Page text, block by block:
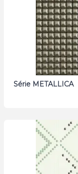
Série METALLICA